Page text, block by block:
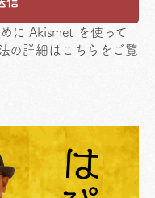
に Akismet を使って
の詳細はこちらをご覧